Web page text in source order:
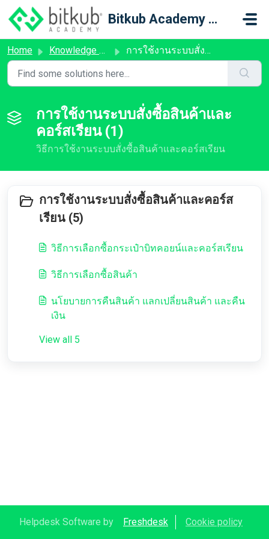
Skip to main content
Bitkub Academy Support
Home Knowledge base การใช้งานระบบสั่งซื้อสินค้าและคอร์สเรียน
การใช้งานระบบสั่งซื้อสินค้าและ
คอร์สเรียน (1)
วิธีการใช้งานระบบสั่งซื้อสินค้าและคอร์สเรียน
การใช้งานระบบสั่งซื้อสินค้าและคอร์ส
เรียน (5)
วิธีการเลือกซื้อกระเป๋าบิทคอยน์และคอร์สเรียน
วิธีการเลือกซื้อสินค้า
นโยบายการคืนสินค้า แลกเปลี่ยนสินค้า และคืน
เงิน
View all 5
Helpdesk Software by Freshdesk Cookie policy